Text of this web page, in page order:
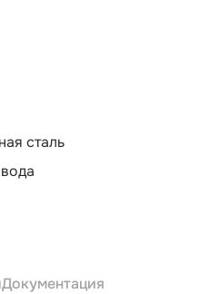
сталь
Документация